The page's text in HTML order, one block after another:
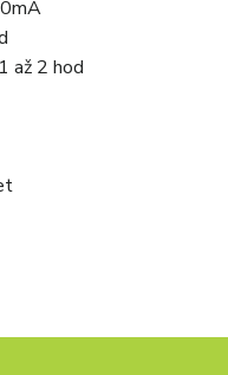
až 2 hod